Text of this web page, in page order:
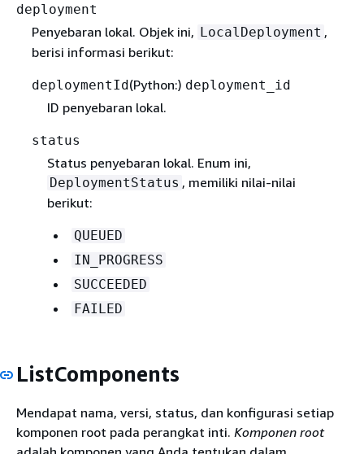
deployment
Penyebaran lokal. Objek ini, LocalDeployment ,
berisi informasi berikut:
deploymentId(Python:) deployment_id
ID penyebaran lokal.
status
Status penyebaran lokal. Enum ini,
DeploymentStatus , memiliki nilai-nilai
berikut:
QUEUED
IN_PROGRESS
SUCCEEDED
FAILED
ListComponents
Mendapat nama, versi, status, dan konfigurasi setiap
komponen root pada perangkat inti. Komponen root